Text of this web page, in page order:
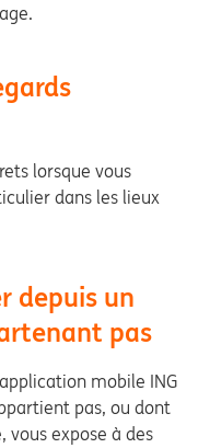
lorsque vous
dans les lieux
depuis un
pas
mobile ING
pas, ou dont
vous expose à des